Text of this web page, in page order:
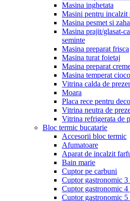
Masina inghetata
Masini pentru incalzit
Masina pesmet si
Masina prajit/glasat-
seminte
Masina preparat frisca
Masina turat foietaj
Masina preparat
Masina temperat
Vitrina calda de
Moara
Placa rece pentru
Vitrina neutra de
Vitrina refrigerata de
Bloc termic bucatarie
Accesorii bloc termic
Afumatoare
Aparat de incalzit
Bain marie
Cuptor pe carbuni
Cuptor gastronomic 3
Cuptor gastronomic 4
Cuptor gastronomic 5